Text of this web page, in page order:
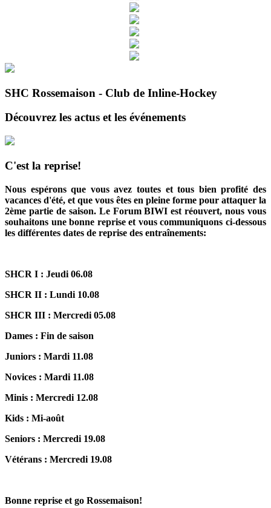
SHC Rossemaison - Club de Inline-Hockey
Découvrez les actus et les événements
C'est la reprise!
Nous espérons que vous avez toutes et tous bien profité des
vacances d'été, et que vous êtes en pleine forme pour attaquer la
2ème partie de saison. Le Forum BIWI est réouvert, nous vous
souhaitons une bonne reprise et vous communiquons ci-dessous
les différentes dates de reprise des entraînements:
SHCR I : Jeudi 06.08
SHCR II : Lundi 10.08
SHCR III : Mercredi 05.08
Dames : Fin de saison
Juniors : Mardi 11.08
Novices : Mardi 11.08
Minis : Mercredi 12.08
Kids : Mi-août
Seniors : Mercredi 19.08
Vétérans : Mercredi 19.08
Bonne reprise et go Rossemaison!